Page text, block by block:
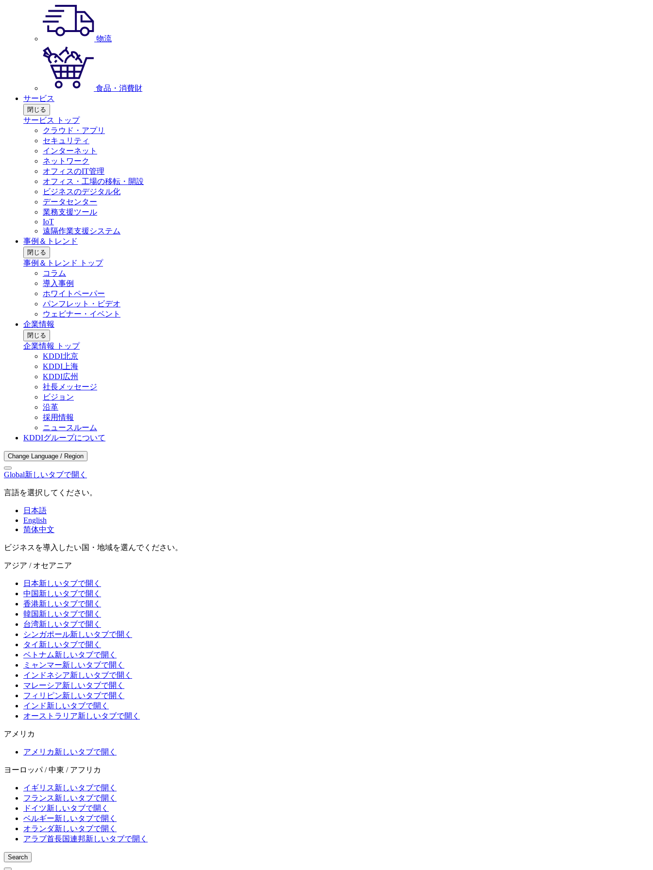
物流
食品・消費財
サービス
閉じる
サービス トップ
クラウド・アプリ
セキュリティ
インターネット
ネットワーク
オフィスのIT管理
オフィス・工場の移転・開設
ビジネスのデジタル化
データセンター
業務支援ツール
IoT
遠隔作業支援システム
事例＆トレンド
閉じる
事例＆トレンド トップ
コラム
導入事例
ホワイトペーパー
パンフレット・ビデオ
ウェビナー・イベント
企業情報
閉じる
企業情報 トップ
KDDI北京
KDDI上海
KDDI広州
社長メッセージ
ビジョン
沿革
採用情報
ニュースルーム
KDDIグループについて
Change Language / Region
Global新しいタブで開く
言語を選択してください。
日本語
English
简体中文
ビジネスを導入したい国・地域を選んでください。
アジア / オセアニア
日本新しいタブで開く
中国新しいタブで開く
香港新しいタブで開く
韓国新しいタブで開く
台湾新しいタブで開く
シンガポール新しいタブで開く
タイ 新しいタブで開く
ベトナム新しいタブで開く
ミャンマー新しいタブで開く
インドネシア新しいタブで開く
マレーシア新しいタブで開く
フィリピン新しいタブで開く
インド新しいタブで開く
オーストラリア新しいタブで開く
アメリカ
アメリカ新しいタブで開く
ヨーロッパ / 中東 / アフリカ
イギリス新しいタブで開く
フランス新しいタブで開く
ドイツ新しいタブで開く
ベルギー新しいタブで開く
オランダ新しいタブで開く
アラブ首長国連邦新しいタブで開く
Search